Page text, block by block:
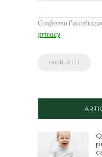
Confermo
privacy